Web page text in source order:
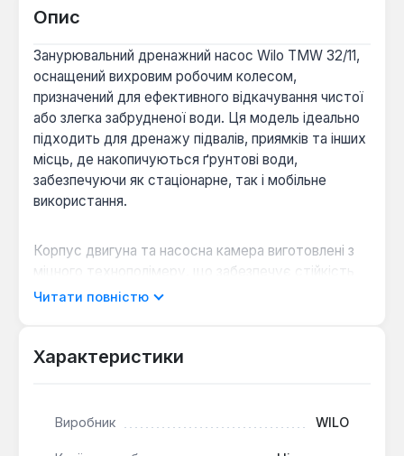
Опис
Занурювальний дренажний насос Wilo TMW 32/11,
оснащений вихровим робочим колесом,
призначений для ефективного відкачування чистої
або злегка забрудненої води. Ця модель ідеально
підходить для дренажу підвалів, приямків та інших
місць, де накопичуються ґрунтові води,
забезпечуючи як стаціонарне, так і мобільне
використання.
Корпус двигуна та насосна камера виготовлені з
міцного технополімеру, що забезпечує стійкість
до корозії та довговічність. Вихрове робоче
Насос працює від мережі 220 В, споживаючи 750
Максимальна глибина занурення становить 3 м.
Читати повністю
Характеристики
Виробник WILO